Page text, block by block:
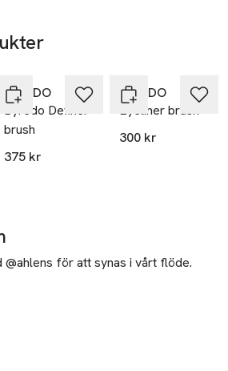
BYREDO
Byredo Definer
brush
375 kr
BYREDO
Eyeliner brush
300 kr
@ahlens för att synas i vårt flöde.